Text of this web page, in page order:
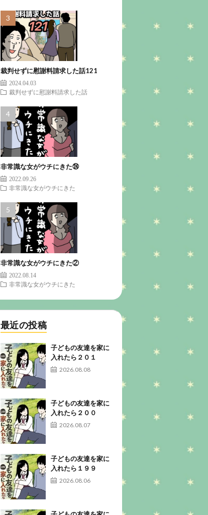
裁判せずに慰謝料請求した話121
2024.04.03
裁判せずに慰謝料請求した話
非常識な女がウチにきた㉔
2022.09.26
非常識な女がウチにきた
非常識な女がウチにきた②
2022.08.14
非常識な女がウチにきた
最近の投稿
子どもの友達を家に
入れたら２０１
2026.08.08
子どもの友達を家に
入れたら２００
2026.08.07
子どもの友達を家に
入れたら１９９
2026.08.06